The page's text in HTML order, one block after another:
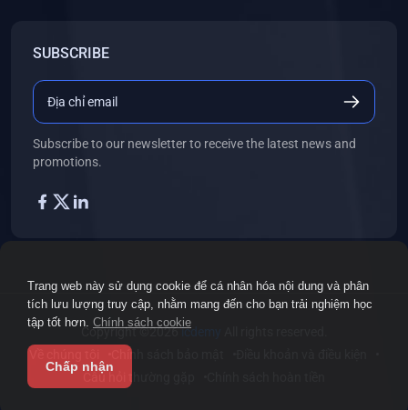
Trang web này sử dụng cookie để cá nhân hóa nội dung và phân
tích lưu lượng truy cập, nhằm mang đến cho bạn trải nghiệm học
tập tốt hơn. Chính sách cookie
Chấp nhận
SUBSCRIBE
Subscribe to our newsletter to receive the latest news and
promotions.
Copyright ©2026icdemy
Chính sách bảo mật
Câu hỏi thường gặp